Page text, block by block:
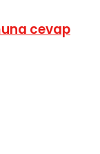
cevap